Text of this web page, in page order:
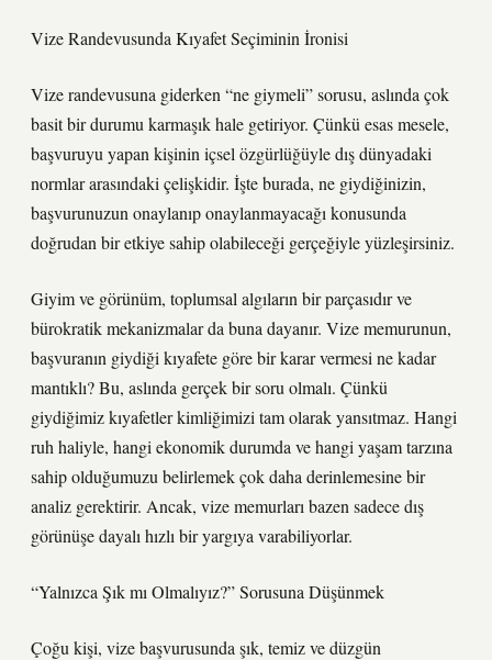
Vize Randevusunda Kıyafet Seçiminin İronisi
Vize randevusuna giderken “ne giymeli” sorusu, aslında çok
basit bir durumu karmaşık hale getiriyor. Çünkü esas mesele,
başvuruyu yapan kişinin içsel özgürlüğüyle dış dünyadaki
normlar arasındaki çelişkidir. İşte burada, ne giydiğinizin,
başvurunuzun onaylanıp onaylanmayacağı konusunda
doğrudan bir etkiye sahip olabileceği gerçeğiyle yüzleşirsiniz.
Giyim ve görünüm, toplumsal algıların bir parçasıdır ve
bürokratik mekanizmalar da buna dayanır. Vize memurunun,
başvuranın giydiği kıyafete göre bir karar vermesi ne kadar
mantıklı? Bu, aslında gerçek bir soru olmalı. Çünkü
giydiğimiz kıyafetler kimliğimizi tam olarak yansıtmaz. Hangi
ruh haliyle, hangi ekonomik durumda ve hangi yaşam tarzına
sahip olduğumuzu belirlemek çok daha derinlemesine bir
analiz gerektirir. Ancak, vize memurları bazen sadece dış
görünüşe dayalı hızlı bir yargıya varabiliyorlar.
“Yalnızca Şık mı Olmalıyız?” Sorusuna Düşünmek
Çoğu kişi, vize başvurusunda şık, temiz ve düzgün